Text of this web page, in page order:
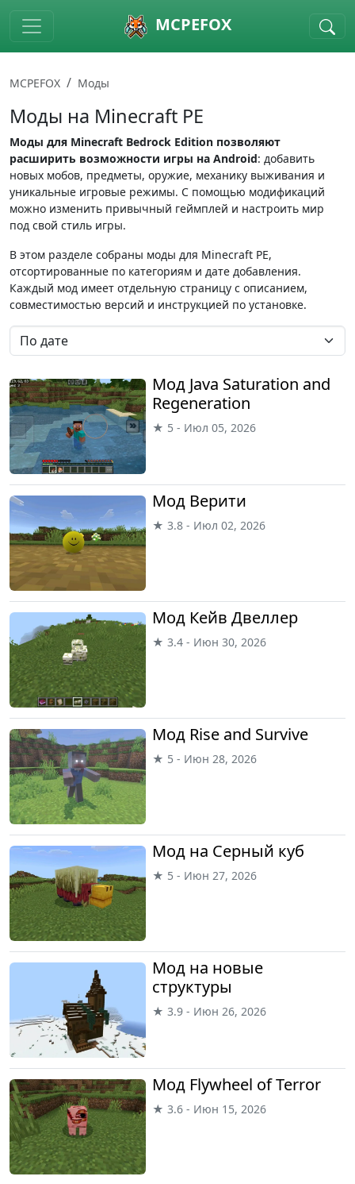
Skip to main content MCPEFOX
MCPEFOX Моды
Моды на Minecraft PE
Моды для Minecraft Bedrock Edition позволяют
расширить возможности игры на Android: добавить
новых мобов, предметы, оружие, механику выживания и
уникальные игровые режимы. С помощью модификаций
можно изменить привычный геймплей и настроить мир
под свой стиль игры.
В этом разделе собраны моды для Minecraft PE,
отсортированные по категориям и дате добавления.
Каждый мод имеет отдельную страницу с описанием,
совместимостью версий и инструкцией по установке.
Мод Java Saturation and
Regeneration
★ 5 - Июл 05, 2026
Мод Верити
★ 3.8 - Июл 02, 2026
Мод Кейв Двеллер
★ 3.4 - Июн 30, 2026
Мод Rise and Survive
★ 5 - Июн 28, 2026
Мод на Серный куб
★ 5 - Июн 27, 2026
Мод на новые
структуры
★ 3.9 - Июн 26, 2026
Мод Flywheel of Terror
★ 3.6 - Июн 15, 2026